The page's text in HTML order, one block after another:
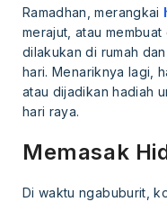
Ramadhan, merangkai
merajut, atau
dilakukan di rumah
hari. Menariknya lagi,
atau dijadikan hadiah
hari raya.
Memasak
Di waktu ngabuburit,